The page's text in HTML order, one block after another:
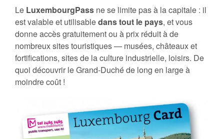
Le LuxembourgPass ne se limite pas à la capitale : il
est valable et utilisabledans tout le pays, et vous
donne accès gratuitement ou à prix réduit à de
nombreux sites touristiques — musées, châteaux et
fortifications, sites de la culture industrielle, loisirs. De
quoi découvrir le Grand-Duché de long en large à
moindre coût !